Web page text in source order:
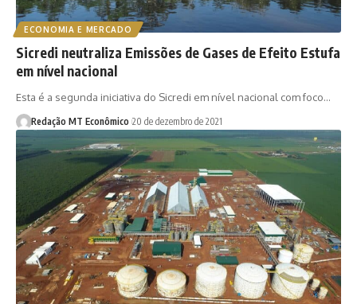
ECONOMIA E MERCADO
Sicredi neutraliza Emissões de Gases de Efeito Estufa
em nível nacional
Esta é a segunda iniciativa do Sicredi em nível nacional com foco…
Redação MT Econômico 20 de dezembro de 2021